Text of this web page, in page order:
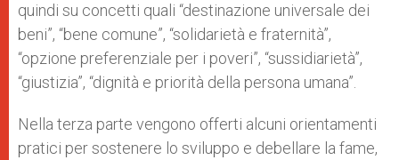
quindi su concetti quali “destinazione universale dei
beni”, “bene comune”, “solidarietà e fraternità”,
“opzione preferenziale per i poveri”, “sussidiarietà”,
“giustizia”, “dignità e priorità della persona umana”.
Nella terza parte vengono offerti alcuni orientamenti
pratici per sostenere lo sviluppo e debellare la fame,